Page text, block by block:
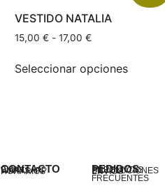
VESTIDO NATALIA
15,00 € - 17,00 €
Seleccionar opciones
CONTACTO
HORARIOS
WHATSAPP
EMAIL PEDIDOS
ENVÍOS
DEVOLUCIONES
PREGUNTAS
FRECUENTES